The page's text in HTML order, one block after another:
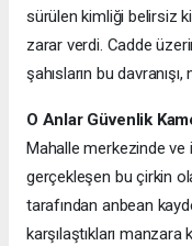
sürülen kimliği belirsiz
zarar verdi. Cadde
şahısların bu
O Anlar Güvenlik
Mahalle merkezinde ve
gerçekleşen bu çirkin
tarafından anbean
karşılaştıkları manzara